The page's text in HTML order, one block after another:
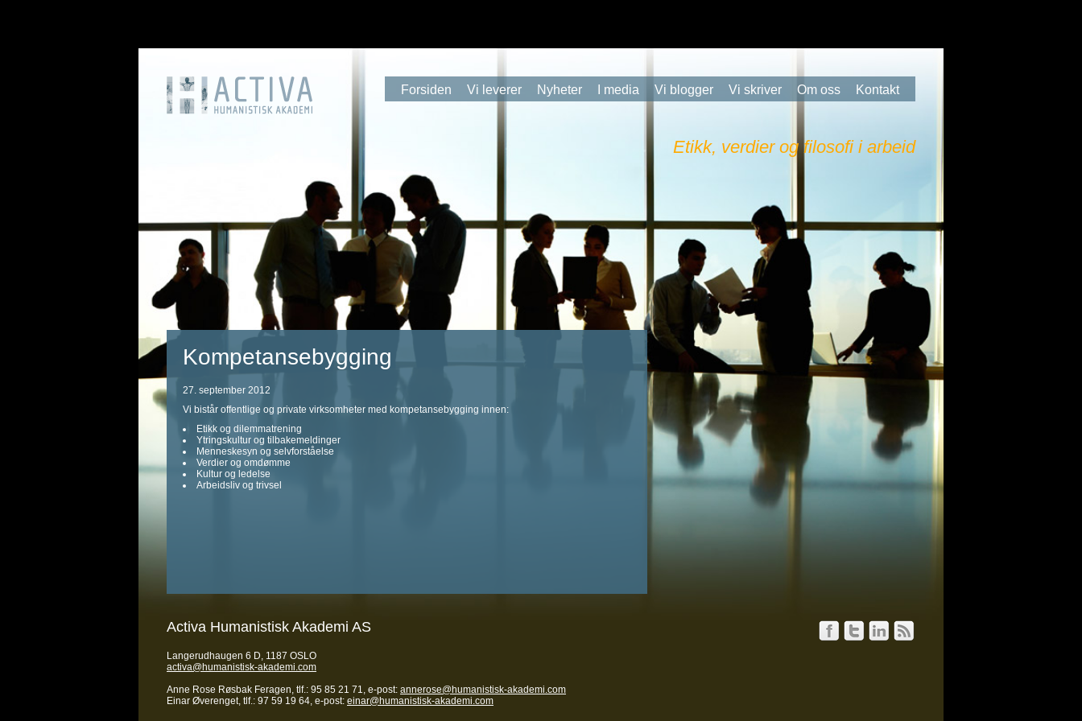
Forsiden Vi leverer Nyheter I media Vi blogger Vi skriver Om oss Kontakt
Etikk, verdier og filosofi i arbeid
Kompetansebygging
27. september 2012
Vi bistår offentlige og private virksomheter med kompetansebygging innen:
Etikk og dilemmatrening
Ytringskultur og tilbakemeldinger
Menneskesyn og selvforståelse
Verdier og omdømme
Kultur og ledelse
Arbeidsliv og trivsel
Activa Humanistisk Akademi AS
Langerudhaugen 6 D, 1187 OSLO
activa@humanistisk-akademi.com
Anne Rose Røsbak Feragen, tlf.: 95 85 21 71, e-post: annerose@humanistisk-akademi.com
Einar Øverenget, tlf.: 97 59 19 64, e-post: einar@humanistisk-akademi.com